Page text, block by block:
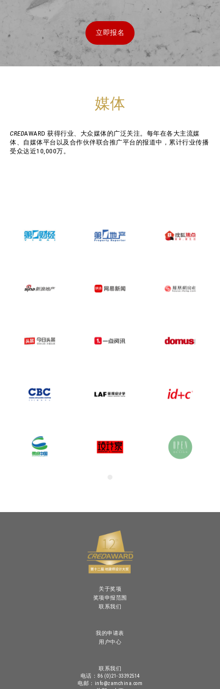
立即报名
媒体
CREDAWARD 获得行业、大众媒体的广泛关注。每年在各大主流媒
体、自媒体平台以及合作伙伴联合推广平台的报道中，累计行业传播
受众达近10,000万。
关于奖项
奖项申报范围
联系我们
我的申请表
用户中心
联系我们
电话：86 (0)21-33392514
电邮：info@zamchina.com